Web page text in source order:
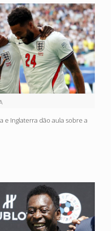
e Inglaterra dão aula sobre a